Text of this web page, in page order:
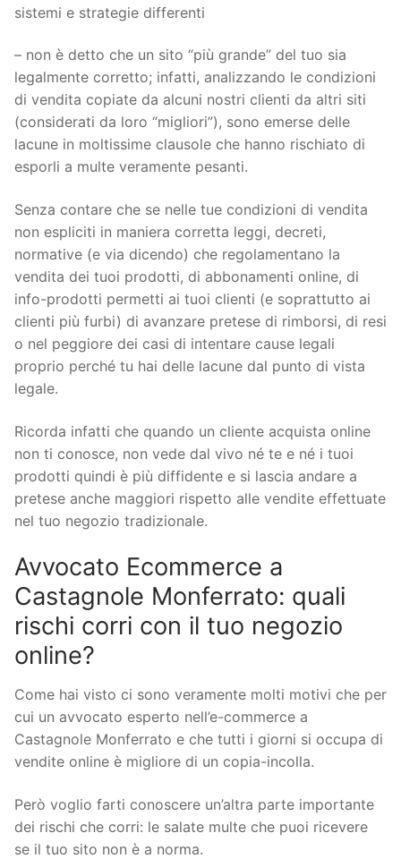
sistemi e strategie differenti
– non è detto che un sito “più grande” del tuo sia
legalmente corretto; infatti, analizzando le condizioni
di vendita copiate da alcuni nostri clienti da altri siti
(considerati da loro “migliori”), sono emerse delle
lacune in moltissime clausole che hanno rischiato di
esporli a multe veramente pesanti.
Senza contare che se nelle tue condizioni di vendita
non espliciti in maniera corretta leggi, decreti,
normative (e via dicendo) che regolamentano la
vendita dei tuoi prodotti, di abbonamenti online, di
info-prodotti permetti ai tuoi clienti (e soprattutto ai
clienti più furbi) di avanzare pretese di rimborsi, di resi
o nel peggiore dei casi di intentare cause legali
proprio perché tu hai delle lacune dal punto di vista
legale.
Ricorda infatti che quando un cliente acquista online
non ti conosce, non vede dal vivo né te e né i tuoi
prodotti quindi è più diffidente e si lascia andare a
pretese anche maggiori rispetto alle vendite effettuate
nel tuo negozio tradizionale.
Avvocato Ecommerce a
Castagnole Monferrato: quali
rischi corri con il tuo negozio
online?
Come hai visto ci sono veramente molti motivi che per
cui un avvocato esperto nell’e-commerce a
Castagnole Monferrato e che tutti i giorni si occupa di
vendite online è migliore di un copia-incolla.
Però voglio farti conoscere un’altra parte importante
dei rischi che corri: le salate multe che puoi ricevere
se il tuo sito non è a norma.